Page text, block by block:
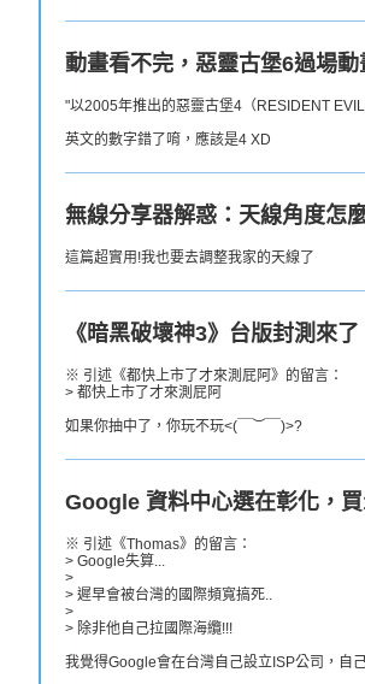
動畫看不完，惡靈古堡6過場
"以2005年推出的惡靈古堡4（RESIDENT
英文的數字錯了唷，應該是4 XD
無線分享器解惑：天線角度怎
這篇超實用!我也要去調整我家的天線了
《暗黑破壞神3》台版封測來
※ 引述《都快上市了才來測屁阿》的留言：
> 都快上市了才來測屁阿
如果你抽中了，你玩不玩<(￣︶￣)>?
Google 資料中心選在彰化，
※ 引述《Thomas》的留言：
> Google失算...
>
> 遲早會被台灣的國際頻寬搞死..
>
> 除非他自己拉國際海纜!!!
我覺得Google會在台灣自己設立ISP公司，自